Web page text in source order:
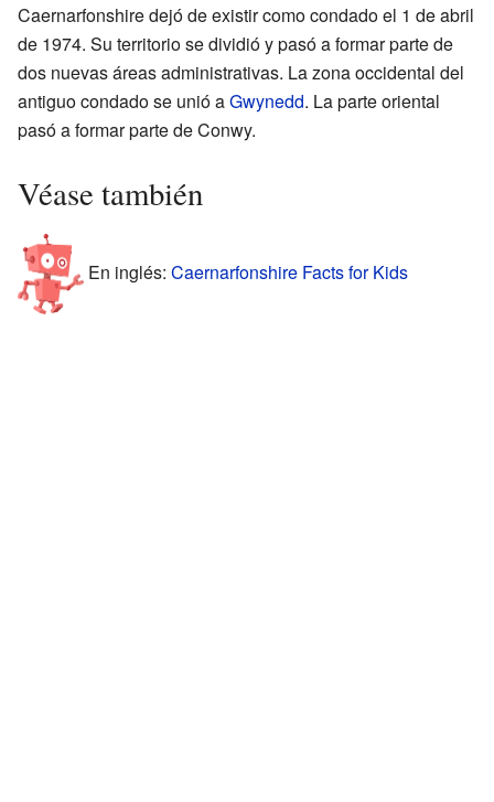
Caernarfonshire dejó de existir como condado el 1 de abril
de 1974. Su territorio se dividió y pasó a formar parte de
dos nuevas áreas administrativas. La zona occidental del
antiguo condado se unió aGwynedd. La parte oriental
pasó a formar parte de Conwy.
Véase también
En inglés: Caernarfonshire Facts for Kids